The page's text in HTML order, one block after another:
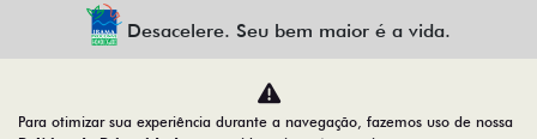
Desacelere. Seu bem maior é a vida.
Para otimizar sua experiência durante a navegação, fazemos uso de nossa